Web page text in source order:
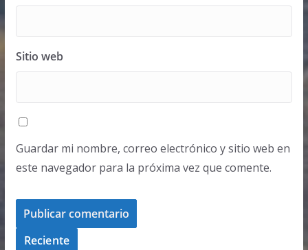
Sitio web
Guardar mi nombre, correo electrónico y sitio web en
este navegador para la próxima vez que comente.
Reciente